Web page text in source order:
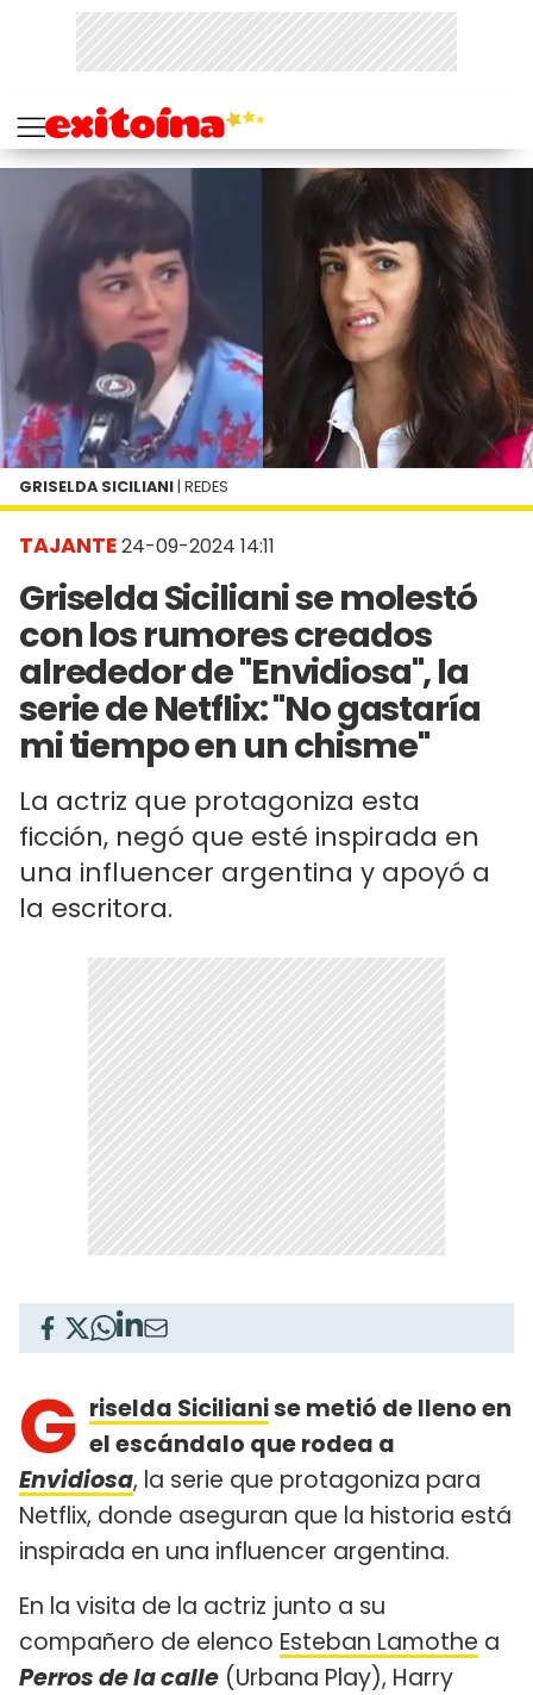
TAJANTE24-09-2024 14:11
Griselda Siciliani se molestó
con los rumores creados
alrededor de "Envidiosa", la
serie de Netflix: "No gastaría
mi tiempo en un chisme"
La actriz que protagoniza esta
ficción, negó que esté inspirada en
una influencer argentina y apoyó a
la escritora.
GRISELDA SICILIANI | REDES
G riselda Sicilianise metió de lleno en
el escándalo que rodea a
Envidiosa, la serie que protagoniza para
Netflix, donde aseguran que la historia está
inspirada en una influencer argentina.
En la visita de la actriz junto a su
compañero de elenco Esteban Lamothe a
Perros de la calle (Urbana Play), Harry